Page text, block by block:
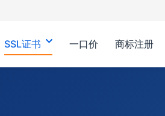
SSL证书 一口价 商标注册